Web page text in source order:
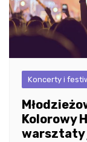
Koncerty i
Kolorowy
warsztaty